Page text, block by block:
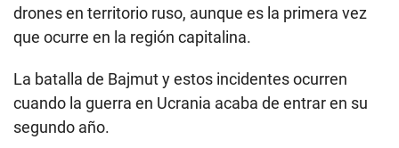
drones en territorio ruso, aunque es la primera vez
que ocurre en la región capitalina.
La batalla de Bajmut y estos incidentes ocurren
cuando la guerra en Ucrania acaba de entrar en su
segundo año.